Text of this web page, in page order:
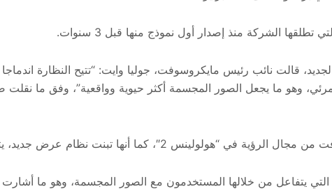
تطلقها الشركة منذ إصدار أول نموذج منها قبل 3 سنوات.
قالت نائب رئيس مايكروسوفت، جوليا وايت: “تتيح النظارة
وهو ما يجعل الصور المجسمة أكثر حيوية وواقعية”، وفق ما نقلت
2″، كما أنها تبنت نظام عرض جديد، يتميز بتوفير الطاقة.
يتفاعل من خلالها المستخدمون مع الصور المجسمة، وهو ما أشارت